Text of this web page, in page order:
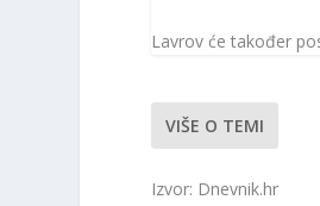
Lavrov će također
VIŠE O TEMI
Izvor: Dnevnik.hr